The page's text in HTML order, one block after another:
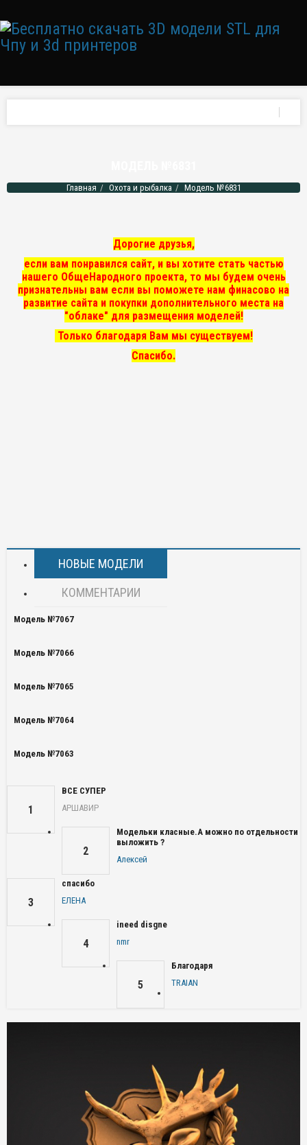
Главная Охота и рыбалка Модель №6831
Дорогие друзья,
если вам понравился сайт, и вы хотите стать частью
нашего ОбщеНародного проекта, то мы будем очень
признательны вам если вы поможете нам финасово на
развитие сайта и покупки дополнительного места на
"облаке" для размещения моделей!
Только благодаря Вам мы существуем!
Спасибо.
НОВЫЕ МОДЕЛИ
КОММЕНТАРИИ
Модель №7067
Модель №7066
Модель №7065
Модель №7064
Модель №7063
1
ВСЕ СУПЕР
АРШАВИР
2
Модельки класные.А можно по отдельности
выложить ?
Алексей
3
спасибо
ЕЛЕНА
4
ineed disgne
nmr
5
Благодаря
TRAIAN